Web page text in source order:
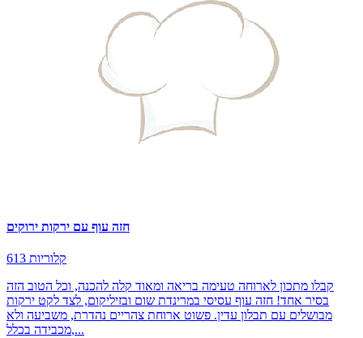
חזה עוף עם ירקות ירוקים
613 קלוריות
קבלו מתכון לארוחה טעימה בריאה ומאוד קלה להכנה, וכל הטוב הזה
בסיר אחד! חזה עוף עסיסי במרינדת שום ובזיליקום, לצד לקט ירקות
מבושלים עם תבלון עדין. פשוט ארוחת צהריים נהדרת, משביעה ולא
מכבידה בכלל,...